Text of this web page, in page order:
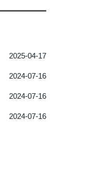
2025-04-17
2024-07-16
2024-07-16
2024-07-16